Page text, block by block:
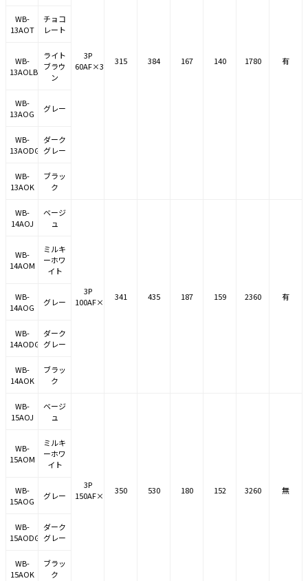
3P
60AF×3
315 384 167 140 1780 有
WB-
13AOT
チョコ
レート
WB-
13AOLB
ライト
ブラウ
ン
WB-
13AOG
グレー
WB-
13AODG
ダーク
グレー
WB-
13AOK
ブラッ
ク
WB-
14AOJ
ベージ
ュ
3P
100AF×3
341 435 187 159 2360 有
WB-
14AOM
ミルキ
ーホワ
イト
WB-
14AOG
グレー
WB-
14AODG
ダーク
グレー
WB-
14AOK
ブラッ
ク
WB-
15AOJ
ベージ
ュ
3P
150AF×3
350 530 180 152 3260 無
WB-
15AOM
ミルキ
ーホワ
イト
WB-
15AOG
グレー
WB-
15AODG
ダーク
グレー
WB-
15AOK
ブラッ
ク